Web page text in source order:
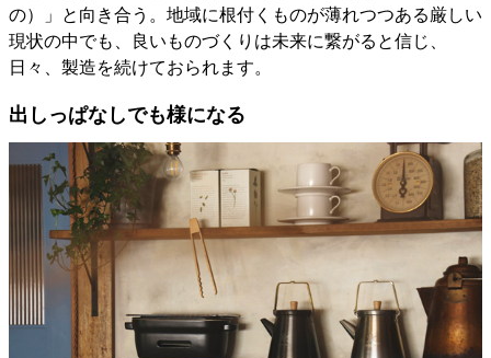
の）」と向き合う。地域に根付くものが薄れつつある厳しい
現状の中でも、良いものづくりは未来に繋がると信じ、
日々、製造を続けておられます。
出しっぱなしでも様になる